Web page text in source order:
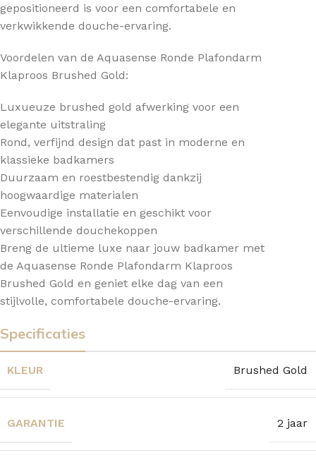
gepositioneerd is voor een comfortabele en
verkwikkende douche-ervaring.
Voordelen van de Aquasense Ronde Plafondarm
Klaproos Brushed Gold:
Luxueuze brushed gold afwerking voor een
elegante uitstraling
Rond, verfijnd design dat past in moderne en
klassieke badkamers
Duurzaam en roestbestendig dankzij
hoogwaardige materialen
Eenvoudige installatie en geschikt voor
verschillende douchekoppen
Breng de ultieme luxe naar jouw badkamer met
de Aquasense Ronde Plafondarm Klaproos
Brushed Gold en geniet elke dag van een
stijlvolle, comfortabele douche-ervaring.
Specificaties
KLEUR Brushed Gold
GARANTIE 2 jaar